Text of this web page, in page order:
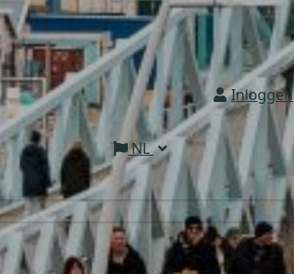
Inloggen
NL